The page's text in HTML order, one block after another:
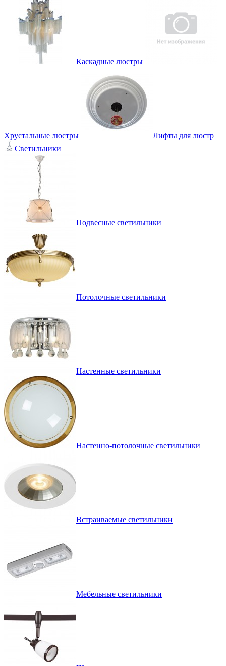
Каскадные люстры
Хрустальные люстры
Лифты для люстр
Светильники
Подвесные светильники
Потолочные светильники
Настенные светильники
Настенно-потолочные светильники
Встраиваемые светильники
Мебельные светильники